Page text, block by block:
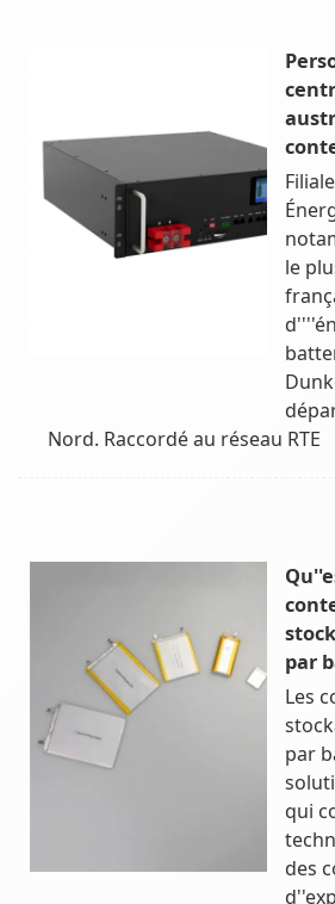
le
Nord. Raccordé au réseau RTE
par
Les
par
qui
des